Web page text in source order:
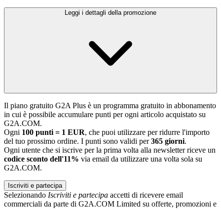
Leggi i dettagli della promozione
Il piano gratuito G2A Plus è un programma gratuito in abbonamento
in cui è possibile accumulare punti per ogni articolo acquistato su
G2A.COM.
Ogni 100 punti = 1 EUR, che puoi utilizzare per ridurre l'importo
del tuo prossimo ordine. I punti sono validi per365 giorni.
Ogni utente che si iscrive per la prima volta alla newsletter riceve un
codice sconto dell'11% via email da utilizzare una volta sola su
G2A.COM.
Iscriviti e partecipa
Selezionando Iscriviti e partecipa accetti di ricevere email
commerciali da parte di G2A.COM Limited su offerte, promozioni e